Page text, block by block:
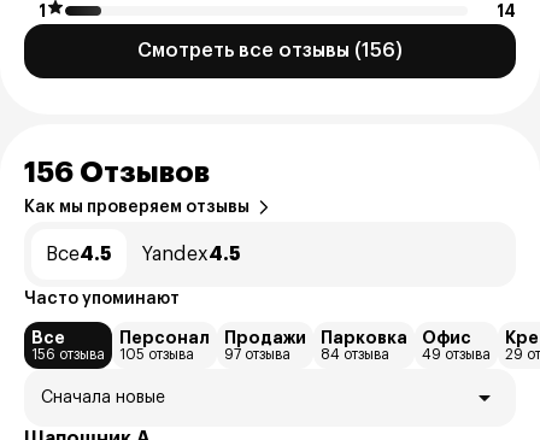
1
14
Смотреть все отзывы (156)
156 Отзывов
Как мы проверяем отзывы
Все4.5 Yandex4.5
Часто упоминают
Все
156 отзыва
Персонал
105 отзыва
Продажи
97 отзыва
Парковка
84 отзыва
Офис
49 отзыва 29
Сначала новые